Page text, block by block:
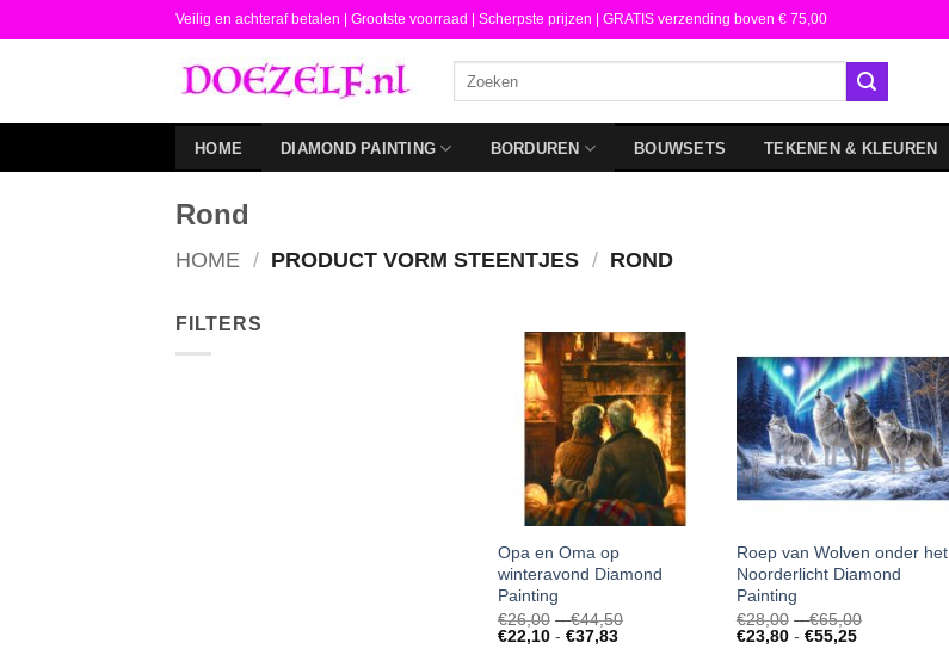
naar
Veilig en achteraf betalen | Grootste voorraad | Scherpste prijzen | GRATIS verzending boven € 75,00
HOME DIAMOND PAINTING BORDUREN BOUWSETS TEKENEN & KLEUREN
Rond
HOME / PRODUCT VORM STEENTJES / ROND
FILTERS
Opa en Oma op
winteravond Diamond
Painting
€26,00 - €44,50
€22,10 - €37,83Prijsklasse:
Roep van Wolven onder het
Noorderlicht Diamond
Painting
€28,00 - €65,00
€23,80 - €55,25Prijsklasse: